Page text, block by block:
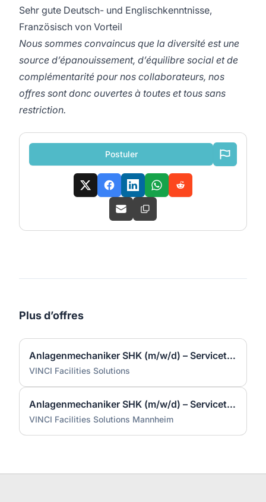
Sehr gute Deutsch- und Englischkenntnisse,
Französisch von Vorteil
Nous sommes convaincus que la diversité est une
source d’épanouissement, d’équilibre social et de
complémentarité pour nos collaborateurs, nos
offres sont donc ouvertes à toutes et tous sans
restriction.
Postuler
Plus d’offres
Anlagenmechaniker SHK (m/w/d) – Servicetechniker Heizung | Lüftung | Sanitär
VINCI Facilities Solutions
Anlagenmechaniker SHK (m/w/d) – Servicetechniker Heizung | Lüftung | Sanitär
VINCI Facilities Solutions Mannheim